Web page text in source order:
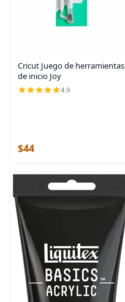
Cricut Juego de herramientas
de inicio Joy
4.9
$44